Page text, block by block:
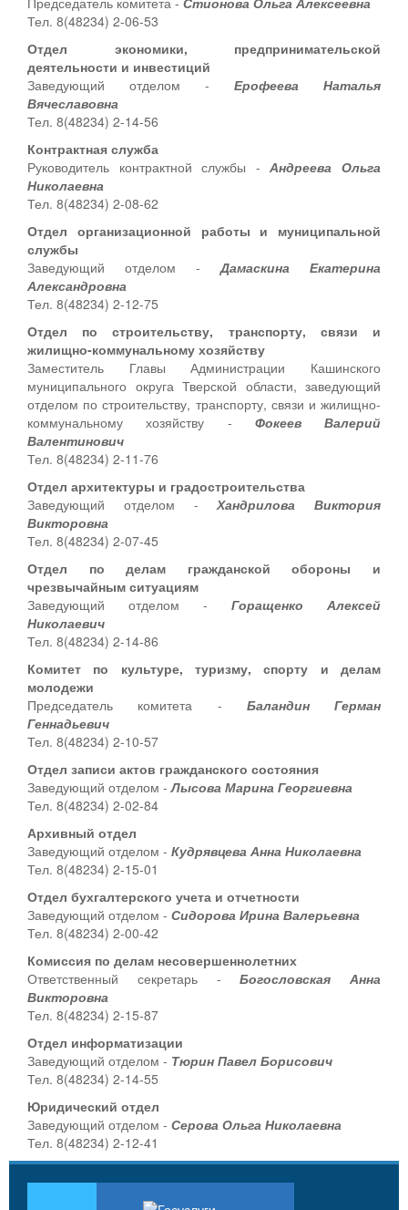
Тел. 8(48234) 2-06-53
Отдел экономики, предпринимательской
деятельности и инвестиций
Заведующий отделом - Ерофеева Наталья
Вячеславовна
Тел. 8(48234) 2-14-56
Контрактная служба
Руководитель контрактной службы -Андреева Ольга
Николаевна
Тел. 8(48234) 2-08-62
Отдел организационной работы и муниципальной
службы
Заведующий отделом - Дамаскина Екатерина
Александровна
Тел. 8(48234) 2-12-75
Отдел по строительству, транспорту, связи и
жилищно-коммунальному хозяйству
Заместитель Главы Администрации Кашинского
муниципального округа Тверской области, заведующий
отделом по строительству, транспорту, связи и жилищно-
коммунальному хозяйству - Фокеев Валерий
Валентинович
Тел. 8(48234) 2-11-76
Отдел архитектуры и градостроительства
Заведующий отделом -Хандрилова Виктория
Викторовна
Тел. 8(48234) 2-07-45
Отдел по делам гражданской обороны и
чрезвычайным ситуациям
Заведующий отделом - Горащенко Алексей
Николаевич
Тел. 8(48234) 2-14-86
Комитет по культуре, туризму, спорту и делам
молодежи
Председатель комитета - Баландин Герман
Геннадьевич
Тел. 8(48234) 2-10-57
Отдел записи актов гражданского состояния
Заведующий отделом -Лысова Марина Георгиевна
Тел. 8(48234) 2-02-84
Архивный отдел
Заведующий отделом - Кудрявцева Анна Николаевна
Тел. 8(48234) 2-15-01
Отдел бухгалтерского учета и отчетности
Заведующий отделом - Сидорова Ирина Валерьевна
Тел. 8(48234) 2-00-42
Комиссия по делам несовершеннолетних
Ответственный секретарь -Богословская Анна
Викторовна
Тел. 8(48234) 2-15-87
Отдел информатизации
Заведующий отделом - Тюрин Павел Борисович
Тел. 8(48234) 2-14-55
Юридический отдел
Заведующий отделом - Серова Ольга Николаевна
Тел. 8(48234) 2-12-41